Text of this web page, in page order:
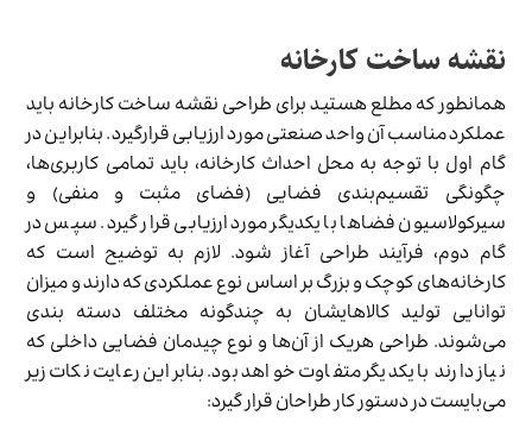
نقشه ساخت کارخانه
همانطور که مطلع هستید برای طراحی نقشه ساخت کارخانه باید
عملکرد مناسب آن واحد صنعتی مورد ارزیابی قرارگیرد. بنابراین در
گام اول با توجه به محل احداث کارخانه، باید تمامی کاربری‌ها،
چگونگی تقسیم‌بندی فضایی (فضای مثبت و منفی) و
سیرکولاسیون فضاها با یکدیگر مورد ارزیابی قرار گیرد. سپس در
گام دوم، فرآیند طراحی آغاز شود. لازم به توضیح است که
کارخانه‌های کوچک و بزرگ بر اساس نوع عملکردی که دارند و میزان
توانایی تولید کالاهایشان به چندگونه مختلف دسته بندی
می‌شوند. طراحی هریک از آن‌ها و نوع چیدمان فضایی داخلی که
نیاز دارند با یکدیگر متفاوت خواهد بود. بنابراین رعایت نکات زیر
می‌بایست در دستور کار طراحان قرار گیرد: